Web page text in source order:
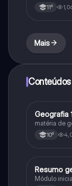
11º
Mais
Geografia
Geografia
matéria de
10º
Geografia
Resumo
Módulo